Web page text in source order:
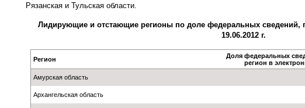
Рязанская и Тульская области.
Лидирующие и отстающие регионы по доле федеральных сведений,
19.06.2012 г.
Регион
Доля федеральных
регион в
Амурская область
Архангельская область